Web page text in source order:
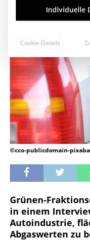
19. Juli 2017
©cco-publicdomain-
Grünen-
in einem
Autoindustrie,
Abgaswerten zu